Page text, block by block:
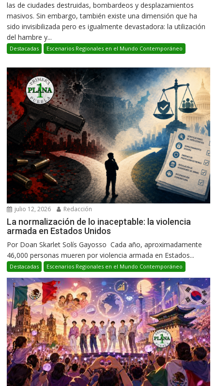
las de ciudades destruidas, bombardeos y desplazamientos
masivos. Sin embargo, también existe una dimensión que ha
sido invisibilizada pero es igualmente devastadora: la utilización
del hambre y...
Destacadas Escenarios Regionales en el Mundo Contemporáneo
julio 12, 2026 Redacción
La normalización de lo inaceptable: la violencia
armada en Estados Unidos
Por Doan Skarlet Solís Gayosso Cada año, aproximadamente
46,000 personas mueren por violencia armada en Estados...
Destacadas Escenarios Regionales en el Mundo Contemporáneo